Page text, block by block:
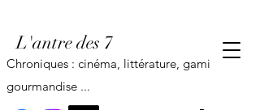
L'antre des 7
Chroniques : cinéma, littérature, gaming,
gourmandise ...